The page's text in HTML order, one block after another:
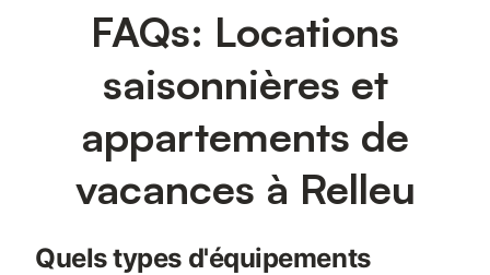
FAQs: Locations
saisonnières et
appartements de
vacances à Relleu
Quels types d'équipements